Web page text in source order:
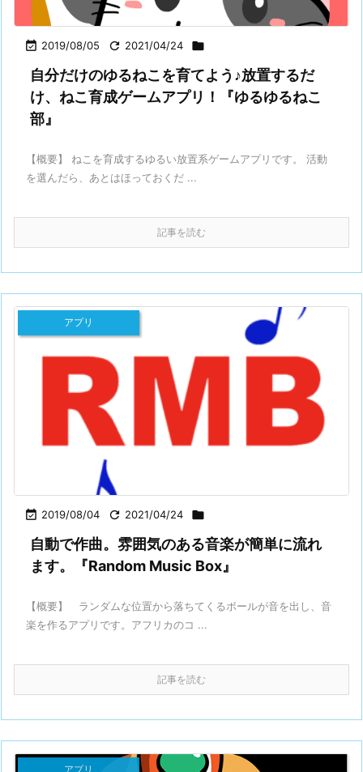
 2019/08/05  2021/04/24 
自分だけのゆるねこを育てよう♪放置するだ
け、ねこ育成ゲームアプリ！『ゆるゆるねこ
部』
【概要】 ねこを育成するゆるい放置系ゲームアプリです。 活動
を選んだら、あとはほっておくだ ...
記事を読む
 2019/08/04  2021/04/24 
アプリ
自動で作曲。雰囲気のある音楽が簡単に流れ
ます。『Random Music Box』
【概要】 ランダムな位置から落ちてくるボールが音を出し、音
楽を作るアプリです。アフリカのコ ...
記事を読む
アプリ